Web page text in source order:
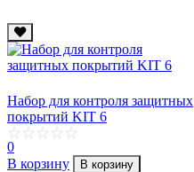
Набор для контроля защитных
покрытий KIT 6
0
В корзину
В корзину